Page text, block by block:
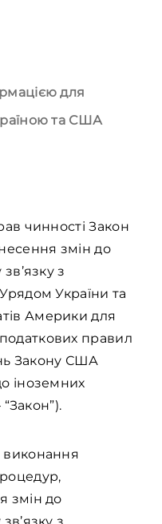
для
та США
чинності Закон
змін до
з
України та
Америки для
правил
Закону США
іноземних
“Закон”).
змін до